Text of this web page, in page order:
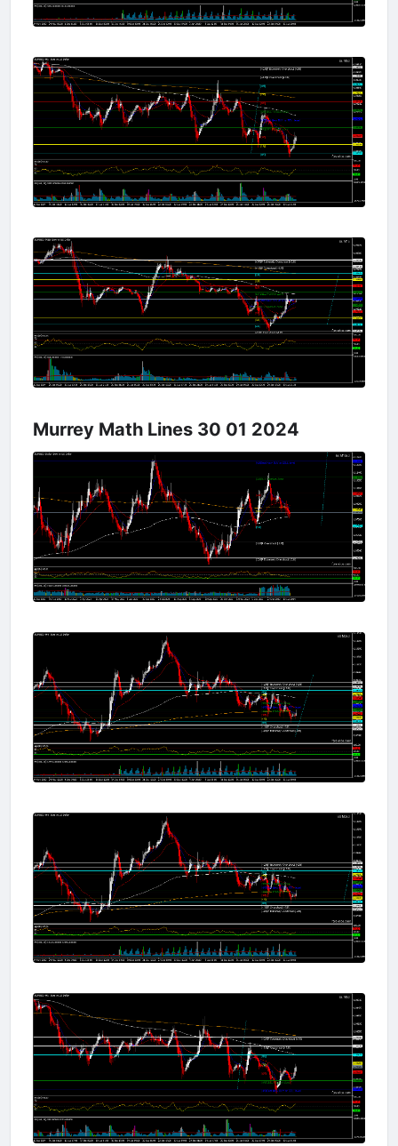
Murrey Math Lines 30 01 2024